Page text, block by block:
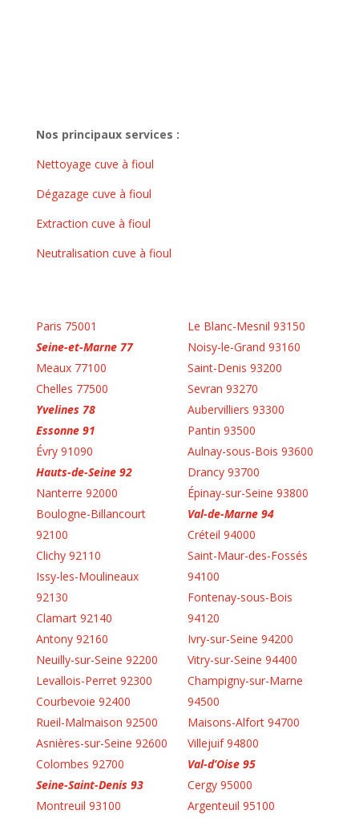
Nos principaux services :
Nettoyage cuve à fioul
Dégazage cuve à fioul
Extraction cuve à fioul
Neutralisation cuve à fioul
Paris 75001
Seine-et-Marne 77
Meaux 77100
Chelles 77500
Yvelines 78
Essonne 91
Évry 91090
Hauts-de-Seine 92
Nanterre 92000
Boulogne-Billancourt
92100
Clichy 92110
Issy-les-Moulineaux
92130
Clamart 92140
Antony 92160
Neuilly-sur-Seine 92200
Levallois-Perret 92300
Courbevoie 92400
Rueil-Malmaison 92500
Asnières-sur-Seine 92600
Colombes 92700
Seine-Saint-Denis 93
Montreuil 93100
Le Blanc-Mesnil 93150
Noisy-le-Grand 93160
Saint-Denis 93200
Sevran 93270
Aubervilliers 93300
Pantin 93500
Aulnay-sous-Bois 93600
Drancy 93700
Épinay-sur-Seine 93800
Val-de-Marne 94
Créteil 94000
Saint-Maur-des-Fossés
94100
Fontenay-sous-Bois
94120
Ivry-sur-Seine 94200
Vitry-sur-Seine 94400
Champigny-sur-Marne
94500
Maisons-Alfort 94700
Villejuif 94800
Val-d’Oise 95
Cergy 95000
Argenteuil 95100